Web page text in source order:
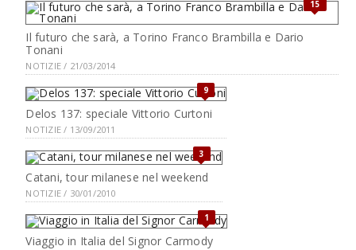
15
Il futuro che sarà, a Torino Franco Brambilla e Dario
Tonani
NOTIZIE / 21/03/2014
9
Delos 137: speciale Vittorio Curtoni
NOTIZIE / 13/09/2011
3
Catani, tour milanese nel weekend
NOTIZIE / 30/01/2010
1
Viaggio in Italia del Signor Carmody